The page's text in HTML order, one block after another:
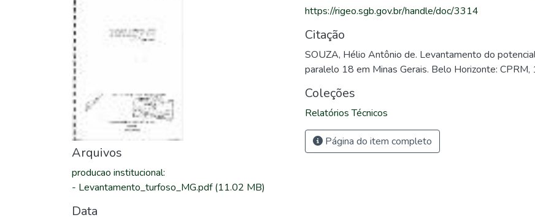
Arquivos
producao institucional:
- Levantamento_turfoso_MG.pdf(11.02 MB)
Data
https://rigeo.sgb.gov.br/handle/doc/3314
Citação
SOUZA, Hélio Antônio de. Levantamento do
paralelo 18 em Minas Gerais. Belo Horizonte: CPRM,
Coleções
Relatórios Técnicos
Página do item completo